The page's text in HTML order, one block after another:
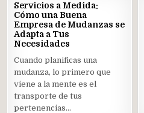
Posted
in
Servicios a Medida:
Cómo una Buena
Empresa de Mudanzas se
Adapta a Tus
Necesidades
Cuando planificas una
mudanza, lo primero que
viene a la mente es el
transporte de tus
pertenencias…